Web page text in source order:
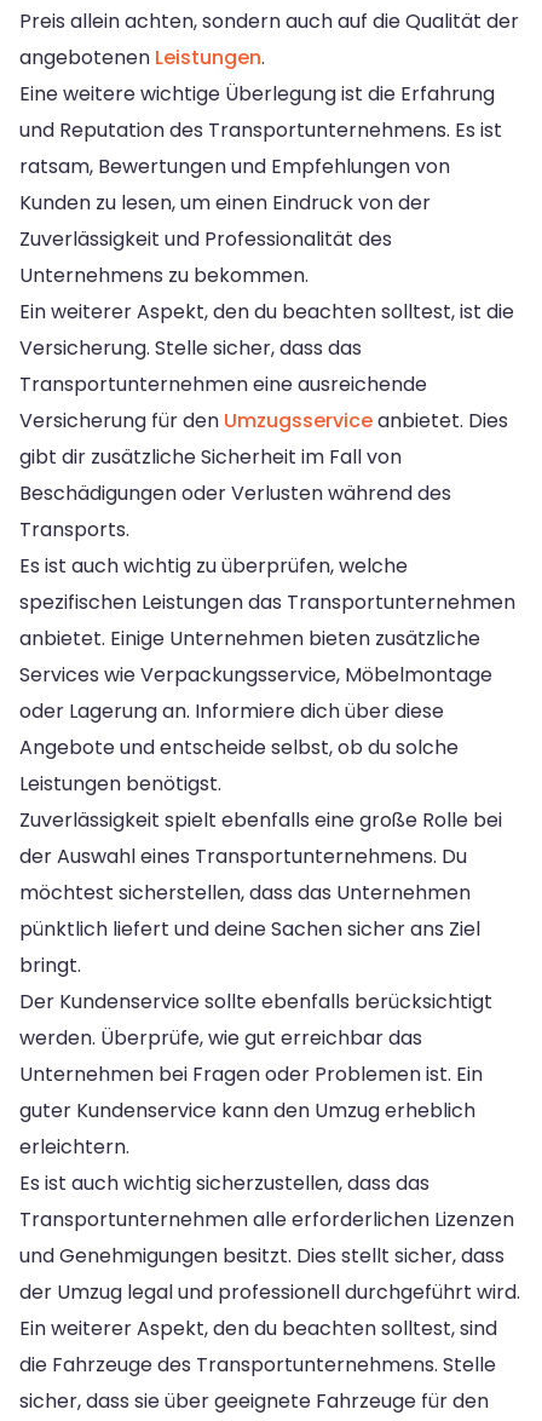
Preis allein achten, sondern auch auf die Qualität der
angebotenen Leistungen.
Eine weitere wichtige Überlegung ist die Erfahrung
und Reputation des Transportunternehmens. Es ist
ratsam, Bewertungen und Empfehlungen von
Kunden zu lesen, um einen Eindruck von der
Zuverlässigkeit und Professionalität des
Unternehmens zu bekommen.
Ein weiterer Aspekt, den du beachten solltest, ist die
Versicherung. Stelle sicher, dass das
Transportunternehmen eine ausreichende
Versicherung für den Umzugsserviceanbietet. Dies
gibt dir zusätzliche Sicherheit im Fall von
Beschädigungen oder Verlusten während des
Transports.
Es ist auch wichtig zu überprüfen, welche
spezifischen Leistungen das Transportunternehmen
anbietet. Einige Unternehmen bieten zusätzliche
Services wie Verpackungsservice, Möbelmontage
oder Lagerung an. Informiere dich über diese
Angebote und entscheide selbst, ob du solche
Leistungen benötigst.
Zuverlässigkeit spielt ebenfalls eine große Rolle bei
der Auswahl eines Transportunternehmens. Du
möchtest sicherstellen, dass das Unternehmen
pünktlich liefert und deine Sachen sicher ans Ziel
bringt.
Der Kundenservice sollte ebenfalls berücksichtigt
werden. Überprüfe, wie gut erreichbar das
Unternehmen bei Fragen oder Problemen ist. Ein
guter Kundenservice kann den Umzug erheblich
erleichtern.
Es ist auch wichtig sicherzustellen, dass das
Transportunternehmen alle erforderlichen Lizenzen
und Genehmigungen besitzt. Dies stellt sicher, dass
der Umzug legal und professionell durchgeführt wird.
Ein weiterer Aspekt, den du beachten solltest, sind
die Fahrzeuge des Transportunternehmens. Stelle
sicher, dass sie über geeignete Fahrzeuge für den